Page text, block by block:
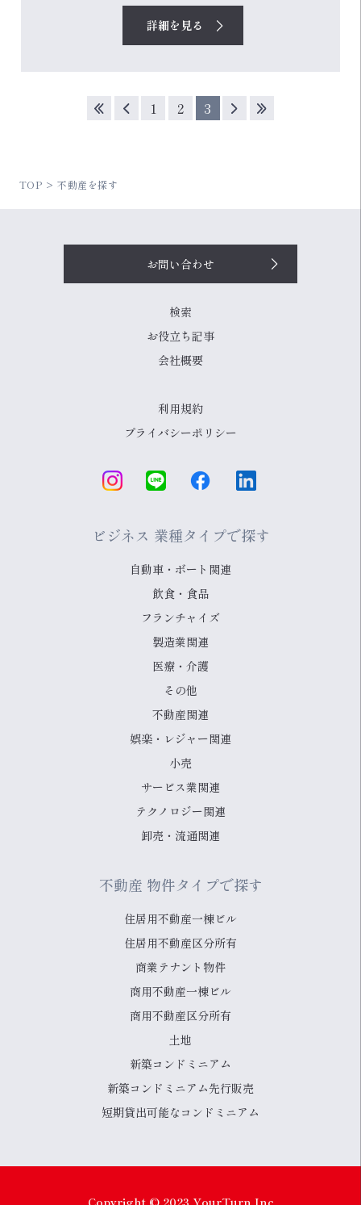
なるDDファイル/情報へのアクセス用CA。
NEW UPDATED/CURRENT TRUE NOI* $273,791 現
詳細を見る
1 2 3
TOP 不動産を探す
お問い合わせ
検索
お役立ち記事
会社概要
利用規約
プライバシーポリシー
不動産 物件タイプで探す
住居用不動産一棟ビル
住居用不動産区分所有
商業テナント物件
商用不動産一棟ビル
商用不動産区分所有
土地
新築コンドミニアム
新築コンドミニアム先行販売
短期貸出可能なコンドミニアム
ビジネス 業種タイプで探す
自動車・ボート関連
飲食・食品
フランチャイズ
製造業関連
医療・介護
その他
不動産関連
娯楽・レジャー関連
小売
サービス業関連
テクノロジー関連
卸売・流通関連